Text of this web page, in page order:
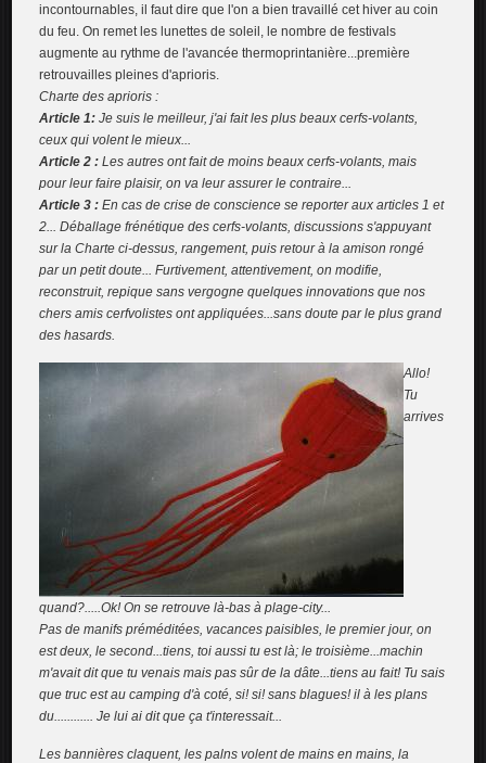
incontournables, il faut dire que l'on a bien travaillé cet hiver au coin
du feu. On remet les lunettes de soleil, le nombre de festivals
augmente au rythme de l'avancée thermoprintanière...première
retrouvailles pleines d'aprioris.
Charte des aprioris :
Article 1: Je suis le meilleur, j'ai fait les plus beaux cerfs-volants,
ceux qui volent le mieux...
Article 2 : Les autres ont fait de moins beaux cerfs-volants, mais
pour leur faire plaisir, on va leur assurer le contraire...
Article 3 : En cas de crise de conscience se reporter aux articles 1 et
2... Déballage frénétique des cerfs-volants, discussions s'appuyant
sur la Charte ci-dessus, rangement, puis retour à la amison rongé
par un petit doute... Furtivement, attentivement, on modifie,
reconstruit, repique sans vergogne quelques innovations que nos
chers amis cerfvolistes ont appliquées...sans doute par le plus grand
des hasards.
Allo!
Tu
arrives
quand?.....Ok! On se retrouve là-bas à plage-city...
Pas de manifs préméditées, vacances paisibles, le premier jour, on
est deux, le second...tiens, toi aussi tu est là; le troisième...machin
m'avait dit que tu venais mais pas sûr de la dâte...tiens au fait! Tu sais
que truc est au camping d'à coté, si! si! sans blagues! il à les plans
du............ Je lui ai dit que ça t'interessait...
Les bannières claquent, les palns volent de mains en mains, la